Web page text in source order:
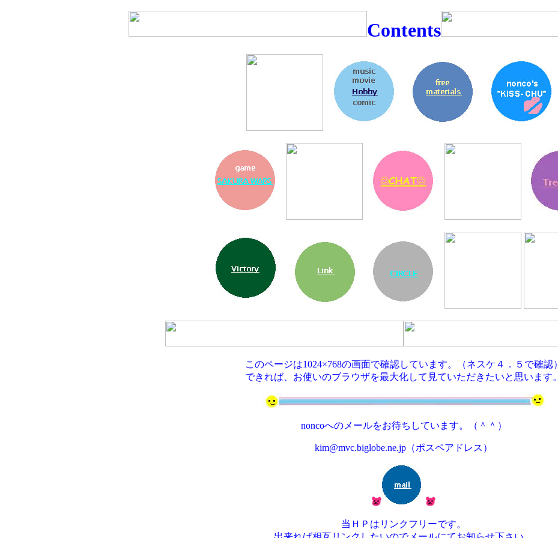
Contents
このページは1024×768の画面で確認しています。（ネスケ４．５で確認）
できれば、お使いのブラウザを最大化して見ていただきたいと思います。
noncoへのメールをお待ちしています。（＾＾）
kim@mvc.biglobe.ne.jp（ポスペアドレス）
当ＨＰはリンクフリーです。